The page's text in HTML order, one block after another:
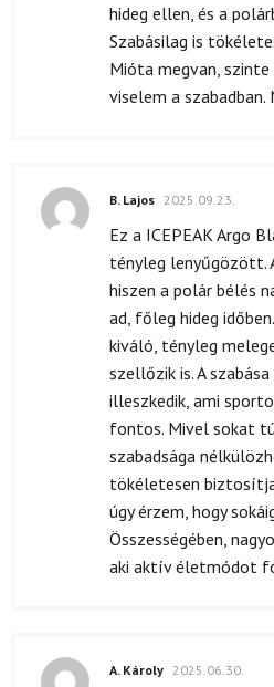
hideg ellen, és a
Szabásilag is
Mióta megvan,
viselem a
B. Lajos 2025.09.23.
Ez a ICEPEAK Argo
tényleg lenyűgözött.
hiszen a polár bélés
ad, főleg hideg
kiváló, tényleg
szellőzik is. A
illeszkedik, ami
fontos. Mivel sokat
szabadsága
tökéletesen
úgy érzem, hogy
Összességében,
aki aktív életmódot
A. Károly 2025.06.30.